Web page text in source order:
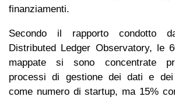
finanziamenti.
Secondo il rapporto condotto
Distributed Ledger Observatory, le
mappate si sono concentrate
processi di gestione dei dati e dei
come numero di startup, ma 15%